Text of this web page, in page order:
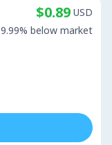
$0.89 USD
9.99% below market